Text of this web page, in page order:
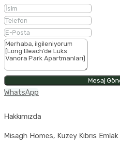
Mesaj
WhatsApp
Hakkımızda
Misagh Homes, Kuzey Kıbrıs